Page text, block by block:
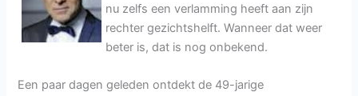
nu zelfs een verlamming heeft aan zijn
rechter gezichtshelft. Wanneer dat weer
beter is, dat is nog onbekend.
Een paar dagen geleden ontdekt de 49-jarige